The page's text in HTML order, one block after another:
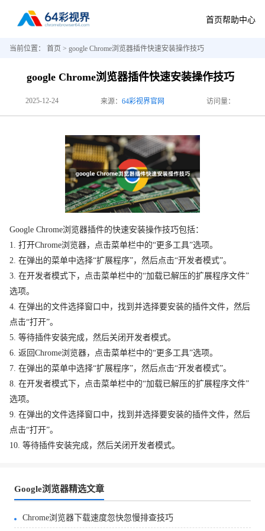
首页帮助中心
当前位置： 首页 > google Chrome浏览器插件快速安装操作技巧
google Chrome浏览器插件快速安装操作技巧
2025-12-24 来源： 64彩视界官网 访问量：
Google Chrome浏览器插件的快速安装操作技巧包括：
1. 打开Chrome浏览器，点击菜单栏中的“更多工具”选项。
2. 在弹出的菜单中选择“扩展程序”，然后点击“开发者模式”。
3. 在开发者模式下，点击菜单栏中的“加载已解压的扩展程序文件”
选项。
4. 在弹出的文件选择窗口中，找到并选择要安装的插件文件，然后
点击“打开”。
5. 等待插件安装完成，然后关闭开发者模式。
6. 返回Chrome浏览器，点击菜单栏中的“更多工具”选项。
7. 在弹出的菜单中选择“扩展程序”，然后点击“开发者模式”。
8. 在开发者模式下，点击菜单栏中的“加载已解压的扩展程序文件”
选项。
9. 在弹出的文件选择窗口中，找到并选择要安装的插件文件，然后
点击“打开”。
10. 等待插件安装完成，然后关闭开发者模式。
Google浏览器精选文章
Chrome浏览器下载速度忽快忽慢排查技巧